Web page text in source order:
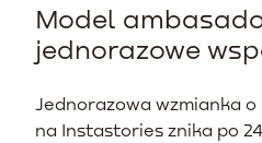
Model
jednorazowe
Jednorazowa wzmianka
na Instastories znika po